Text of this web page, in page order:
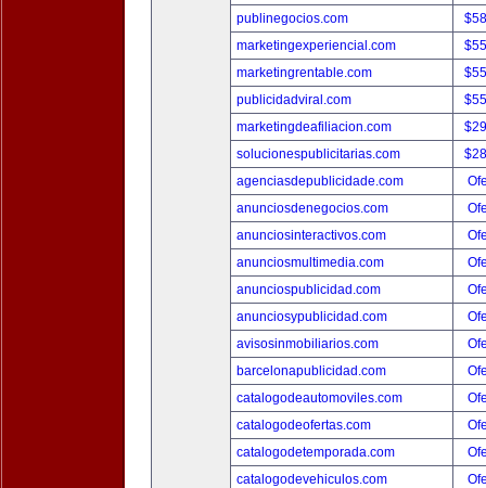
publinegocios.com
marketingexperiencial.com
marketingrentable.com
publicidadviral.com
marketingdeafiliacion.com
solucionespublicitarias.com
agenciasdepublicidade.com
anunciosdenegocios.com
anunciosinteractivos.com
anunciosmultimedia.com
anunciospublicidad.com
anunciosypublicidad.com
avisosinmobiliarios.com
barcelonapublicidad.com
catalogodeautomoviles.com
catalogodeofertas.com
catalogodetemporada.com
catalogodevehiculos.com